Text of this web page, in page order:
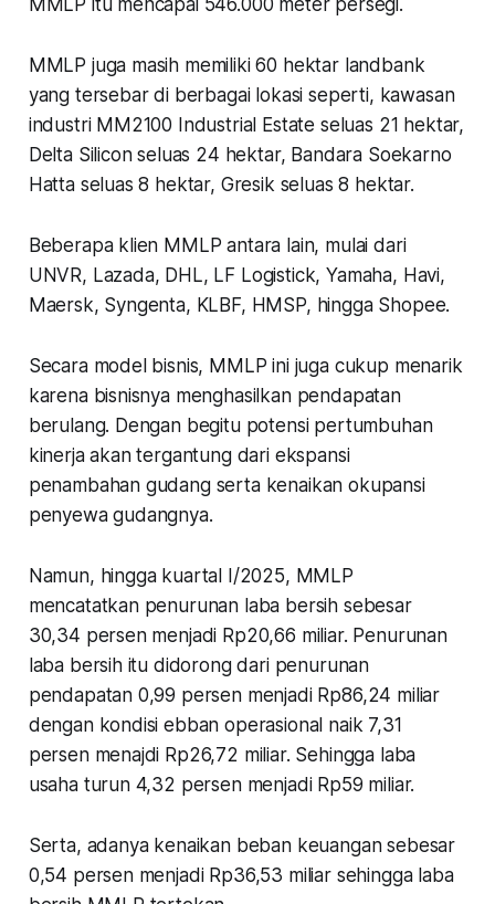
MMLP juga masih memiliki 60 hektar landbank
yang tersebar di berbagai lokasi seperti, kawasan
industri MM2100 Industrial Estate seluas 21 hektar,
Delta Silicon seluas 24 hektar, Bandara Soekarno
Hatta seluas 8 hektar, Gresik seluas 8 hektar.
Beberapa klien MMLP antara lain, mulai dari
UNVR, Lazada, DHL, LF Logistick, Yamaha, Havi,
Maersk, Syngenta, KLBF, HMSP, hingga Shopee.
Secara model bisnis, MMLP ini juga cukup menarik
karena bisnisnya menghasilkan pendapatan
berulang. Dengan begitu potensi pertumbuhan
kinerja akan tergantung dari ekspansi
penambahan gudang serta kenaikan okupansi
penyewa gudangnya.
Namun, hingga kuartal I/2025, MMLP
mencatatkan penurunan laba bersih sebesar
30,34 persen menjadi Rp20,66 miliar. Penurunan
laba bersih itu didorong dari penurunan
pendapatan 0,99 persen menjadi Rp86,24 miliar
dengan kondisi ebban operasional naik 7,31
persen menajdi Rp26,72 miliar. Sehingga laba
usaha turun 4,32 persen menjadi Rp59 miliar.
Serta, adanya kenaikan beban keuangan sebesar
0,54 persen menjadi Rp36,53 miliar sehingga laba